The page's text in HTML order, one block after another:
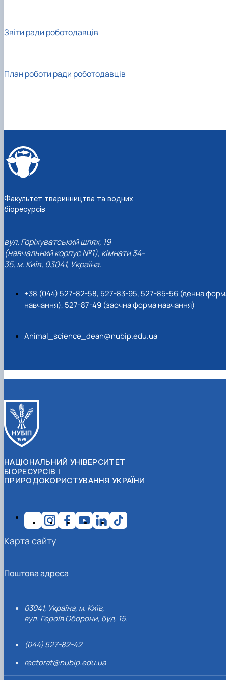
Звіти ради роботодавців
План роботи ради роботодавців
Факультет тваринництва та водних
біоресурсів
вул. Горіхуватський шлях, 19
(навчальний корпус №1), кімнати 34-
35, м. Київ, 03041, Україна.
+38 (044) 527-82-58, 527-83-95, 527-85-56 (денна
навчання), 527-87-49 (заочна форма навчання)
Animal_science_dean@nubip.edu.ua
НАЦІОНАЛЬНИЙ УНІВЕРСИТЕТ
БІОРЕСУРСІВ І
ПРИРОДОКОРИСТУВАННЯ УКРАЇНИ
Поштова адреса
03041, Україна, м. Київ,
вул. Героїв Оборони, буд. 15.
(044) 527-82-42
rectorat@nubip.edu.ua
Карта сайту